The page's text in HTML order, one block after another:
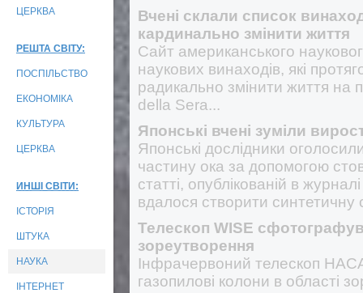
ЦЕРКВА
РЕШТА СВІТУ:
ПОСПІЛЬСТВО
ЕКОНОМІКА
КУЛЬТУРА
ЦЕРКВА
ИНШІ СВІТИ:
ІСТОРІЯ
ШТУКА
НАУКА
ІНТЕРНЕТ
Вчені склали список
кардинально змінити життя
Сайт американського
наукових винаходів, які
радикально змінити життя на
della Sera...
Японські вчені зуміли
Японські дослідники
частину ока за допомогою
статті, опублікованій в
вдалося створити синтетичну
Телескоп WISE
зореутворення
Інфрачервоний телескоп
газопилові колони в області